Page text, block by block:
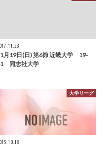
月19日(日) 第6節 近畿大学 19-
同志社大学
大学リーグ